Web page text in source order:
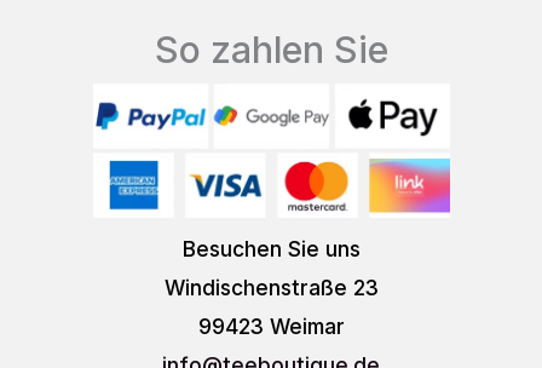
So zahlen Sie
Besuchen Sie uns
Windischenstraße 23
99423 Weimar